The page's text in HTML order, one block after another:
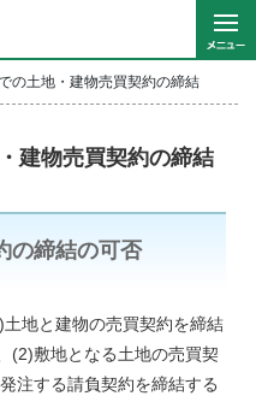
の土地・建物売買契約の締結
建物売買契約の締結
の締結の可否
地と建物の売買契約を締結
(2)敷地となる土地の売買契
注する請負契約を締結する